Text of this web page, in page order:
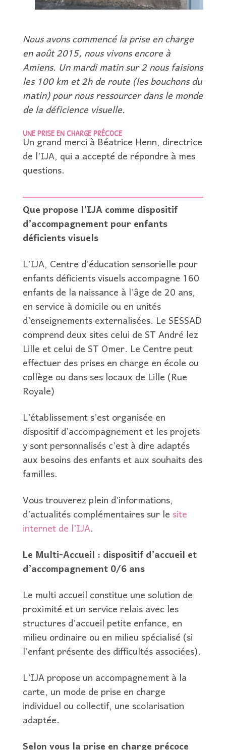
Nous avons commencé la prise en charge
en août 2015, nous vivons encore à
Amiens. Un mardi matin sur 2 nous faisions
les 100 km et 2h de route (les bouchons du
matin) pour nous ressourcer dans le monde
de la déficience visuelle.
UNE PRISE EN CHARGE PRÉCOCE
Un grand merci à Béatrice Henn, directrice
de l’IJA, qui a accepté de répondre à mes
questions.
Que propose l’IJA comme dispositif
d’accompagnement pour enfants
déficients visuels
L’IJA, Centre d’éducation sensorielle pour
enfants déficients visuels accompagne 160
enfants de la naissance à l’âge de 20 ans,
en service à domicile ou en unités
d’enseignements externalisées. Le SESSAD
comprend deux sites celui de ST André lez
Lille et celui de ST Omer. Le Centre peut
effectuer des prises en charge en école ou
collège ou dans ses locaux de Lille (Rue
Royale)
L’établissement s’est organisée en
dispositif d’accompagnement et les projets
y sont personnalisés c’est à dire adaptés
aux besoins des enfants et aux souhaits des
familles.
Vous trouverez plein d’informations,
d’actualités complémentaires sur lesite
internet de l’IJA.
Le Multi-Accueil : dispositif d’accueil et
d’accompagnement 0/6 ans
Le multi accueil constitue une solution de
proximité et un service relais avec les
structures d’accueil petite enfance, en
milieu ordinaire ou en milieu spécialisé (si
l’enfant présente des difficultés associées).
L’IJA propose un accompagnement à la
carte, un mode de prise en charge
individuel ou collectif, une scolarisation
adaptée.